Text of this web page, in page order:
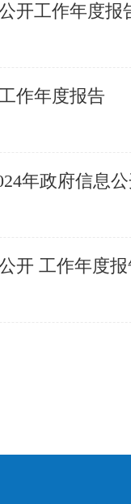
开工作年度报
作年度报告
年政府信息
开 工作年度